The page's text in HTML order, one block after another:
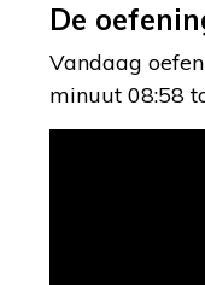
De
Vandaag
minuut 08:58